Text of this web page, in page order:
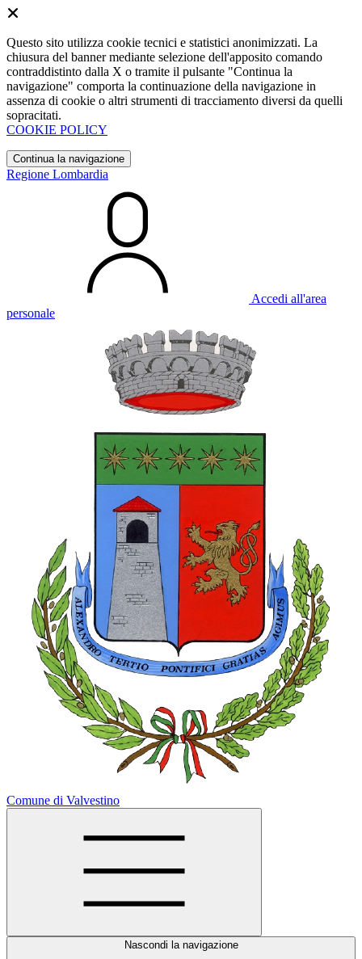
Questo sito utilizza cookie tecnici e statistici anonimizzati. La
chiusura del banner mediante selezione dell'apposito comando
contraddistinto dalla X o tramite il pulsante "Continua la
navigazione" comporta la continuazione della navigazione in
assenza di cookie o altri strumenti di tracciamento diversi da quelli
sopracitati.
COOKIE POLICY
Continua la navigazione
Regione Lombardia
Accedi all'area
personale
Comune di Valvestino
Nascondi la navigazione